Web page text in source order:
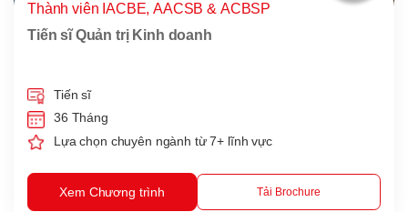
Thành viên IACBE, AACSB & ACBSP
Tiến sĩ Quản trị Kinh doanh
Tiến sĩ
36 Tháng
Lựa chọn chuyên ngành từ 7+ lĩnh vực
Tải Brochure
Xem Chương trình